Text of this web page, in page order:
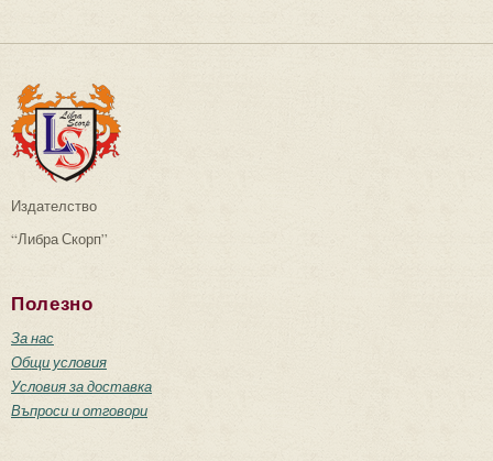
Издателство
“Либра Скорп”
Полезно
За нас
Общи условия
Условия за доставка
Въпроси и отговори